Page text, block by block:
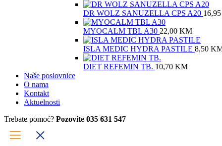
DR WOLZ SANUZELLA CPS A20 16,95
MYOCALM TBL A30 22,00 KM
ISLA MEDIC HYDRA PASTILE 8,50
DIET REFEMIN TB. 10,70 KM
Naše poslovnice
O nama
Kontakt
Aktuelnosti
Trebate pomoć? Pozovite 035 631 547